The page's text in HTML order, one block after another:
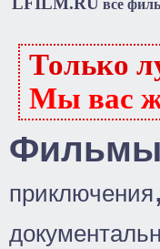
все
Только
Мы вас
Фильмы
приключения,